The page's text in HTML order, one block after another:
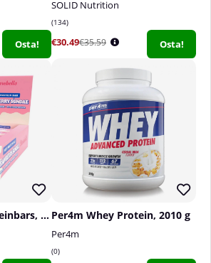
1 kapseli päivässä aterian
Osta!
SOLID Nutrition
134
€30.49€35.59 Osta!
12 x Barebells Proteinbars, 55 g Per4m Whey Protein, 2010 g
Per4m
0